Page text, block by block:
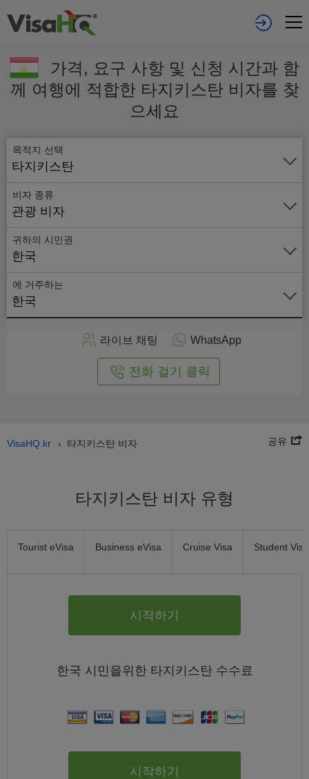
가격, 요구 사항 및 신청 시간과 함
께 여행에 적합한 타지키스탄 비자를 찾
으세요
목적지 선택
타지키스탄
비자 종류
관광 비자
귀하의 시민권
한국
에 거주하는
한국
온
라
인
라이브 채팅 WhatsApp
전화 걸기 클릭
VisaHQ.kr › 타지키스탄 비자 공유
타지키스탄 비자 유형
Tourist eVisa Business eVisa Cruise Visa Student Visa
시작하기
한국 시민을위한 타지키스탄 수수료
시작하기